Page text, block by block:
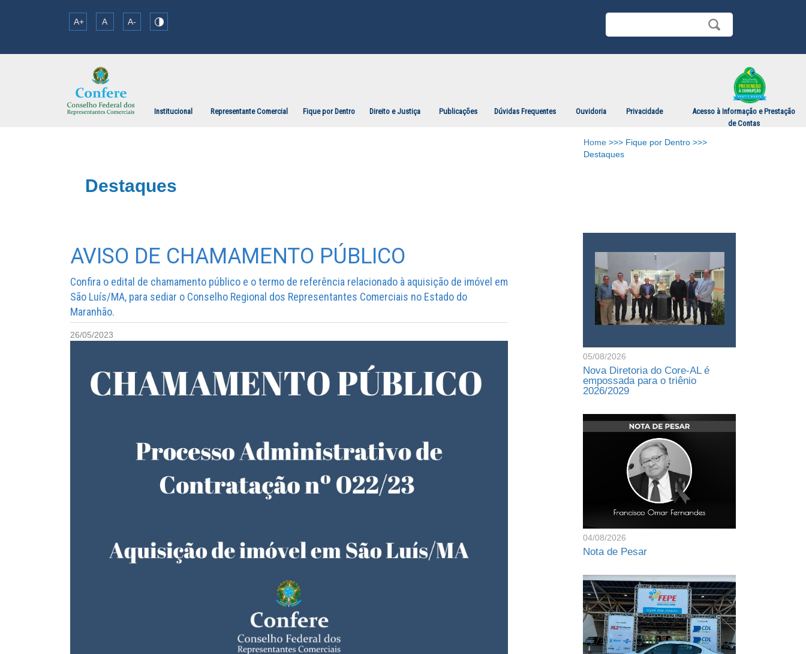
A+ A A-
Institucional Representante Comercial Fique por Dentro Direito e Justiça Publicações Dúvidas Frequentes Ouvidoria Privacidade
Acesso à Informação e Prestação
de Contas
Home >>> Fique por Dentro >>>
Destaques
Destaques
AVISO DE CHAMAMENTO PÚBLICO
Confira o edital de chamamento público e o termo de referência relacionado à aquisição de imóvel em
São Luís/MA, para sediar o Conselho Regional dos Representantes Comerciais no Estado do
Maranhão.
26/05/2023
05/08/2026
Nova Diretoria do Core-AL é
empossada para o triênio
2026/2029
04/08/2026
Nota de Pesar